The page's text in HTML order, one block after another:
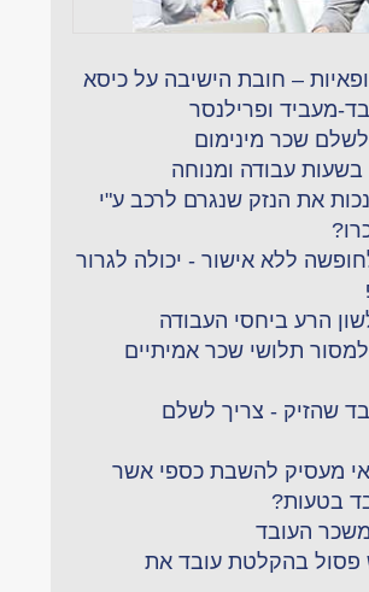
– חובת הישיבה על כיסא
מעביד ופרילנסר
שכר מינימום
עבודה ומנוחה
את הנזק שנגרם לרכב ע"י
ללא אישור - יכולה לגרור
הרע ביחסי העבודה
תלושי שכר אמיתיים
שהזיק - צריך לשלם
מעסיק להשבת כספי אשר
בטעות?
משכר העובד
פסול בהקלטת עובד את